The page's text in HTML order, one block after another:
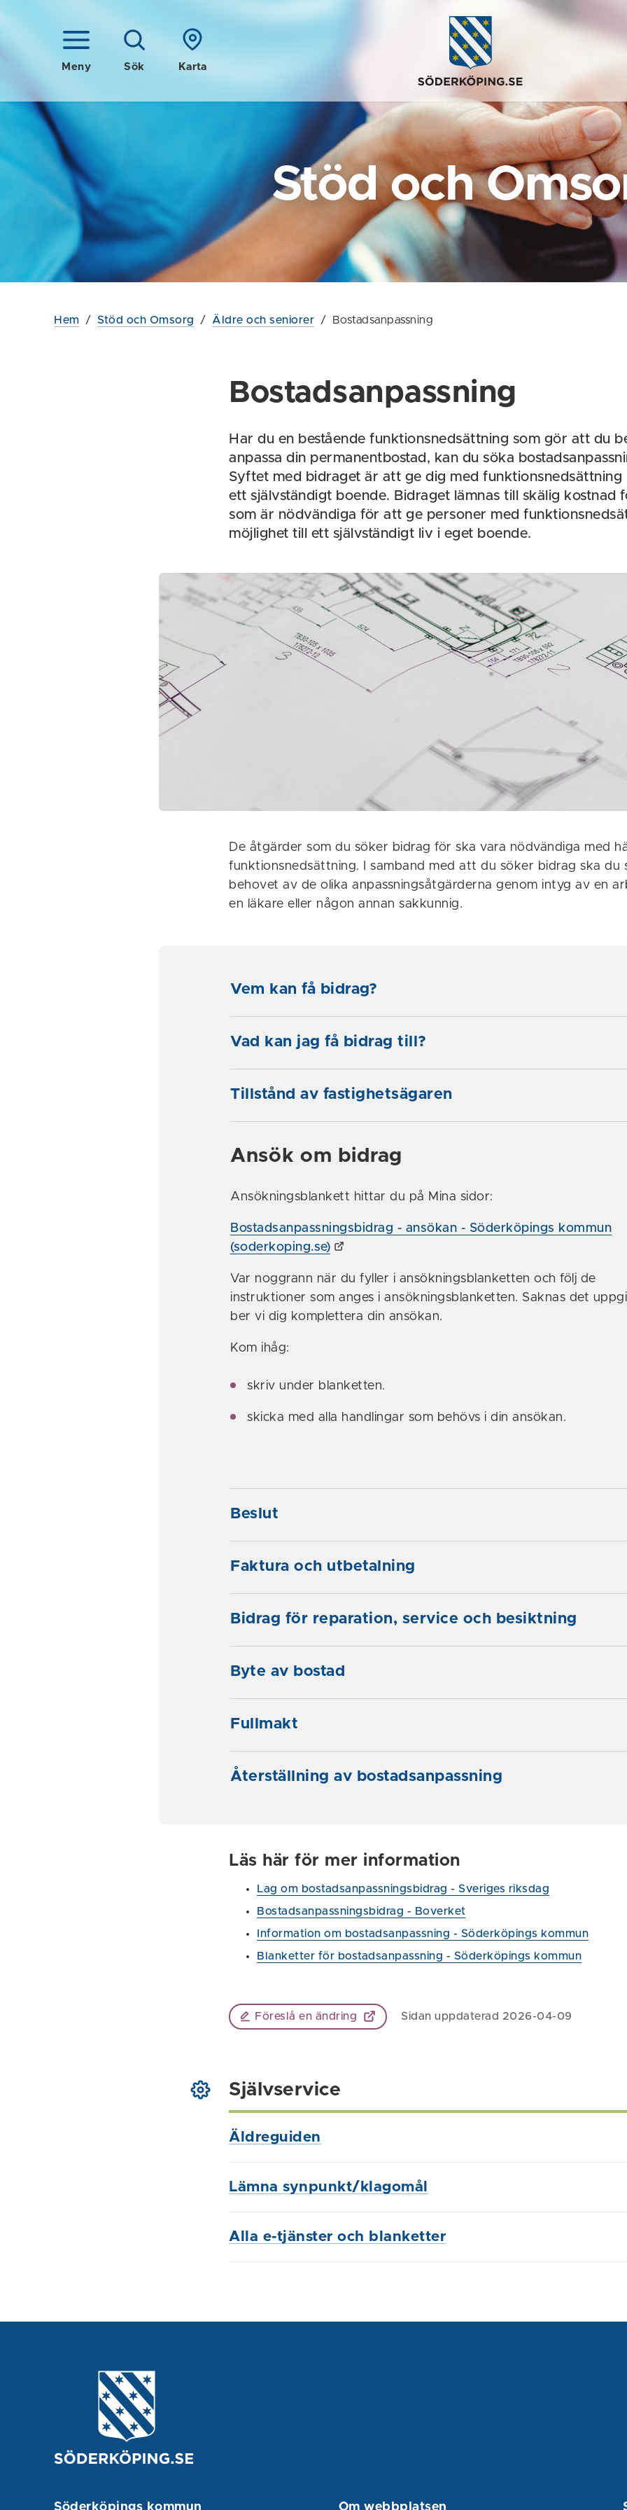
Meny Sök Karta
Stöd och
Hem / Stöd och Omsorg / Äldre och seniorer / Bostadsanpassning
Bostadsanpassning
Har du en bestående funktionsnedsättning som gör att du
anpassa din permanentbostad, kan du söka
Syftet med bidraget är att ge dig med funktionsnedsättning
ett självständigt boende. Bidraget lämnas till skälig kostnad
som är nödvändiga för att ge personer med
möjlighet till ett självständigt liv i eget boende.
De åtgärder som du söker bidrag för ska vara nödvändiga med
funktionsnedsättning. I samband med att du söker bidrag ska du
behovet av de olika anpassningsåtgärderna genom intyg av en
en läkare eller någon annan sakkunnig.
Vem kan få bidrag?
Vad kan jag få bidrag till?
Tillstånd av fastighetsägaren
Ansök om bidrag
Ansökningsblankett hittar du på Mina sidor:
Bostadsanpassningsbidrag - ansökan - Söderköpings kommun
(soderkoping.se)
Var noggrann när du fyller i ansökningsblanketten och följ de
instruktioner som anges i ansökningsblanketten. Saknas det
ber vi dig komplettera din ansökan.
Kom ihåg:
skriv under blanketten.
skicka med alla handlingar som behövs i din ansökan.
Beslut
Faktura och utbetalning
Bidrag för reparation, service och besiktning
Byte av bostad
Fullmakt
Återställning av bostadsanpassning
Läs här för mer information
Lag om bostadsanpassningsbidrag - Sveriges riksdag
Bostadsanpassningsbidrag - Boverket
Information om bostadsanpassning - Söderköpings kommun
Blanketter för bostadsanpassning - Söderköpings kommun
Föreslå en ändring Sidan uppdaterad 2026-04-09
Självservice
Äldreguiden
Lämna synpunkt/klagomål
Alla e-tjänster och blanketter
Söderköpings kommun Om webbplatsen